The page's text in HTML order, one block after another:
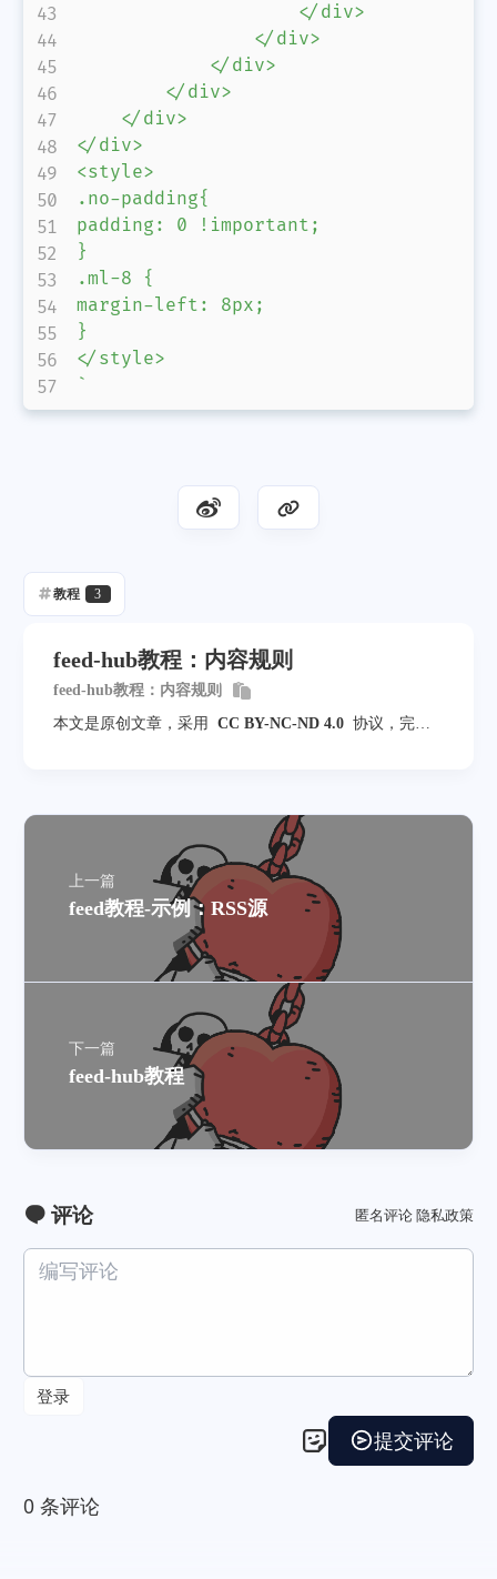
                    </div>
                </div>
            </div>
        </div>
    </div>
</div>
<style>
.no-padding{
padding: 0 !important;
}
.ml-8 {
margin-left: 8px;
}
`
教程 3
feed-hub教程：内容规则
feed-hub教程：内容规则
本文是原创文章，采用
CC BY-NC-ND 4.0 协议，完整
上一篇
feed教程-示例：RSS源
下一篇
feed-hub教程
评论 匿名评论 隐私政策